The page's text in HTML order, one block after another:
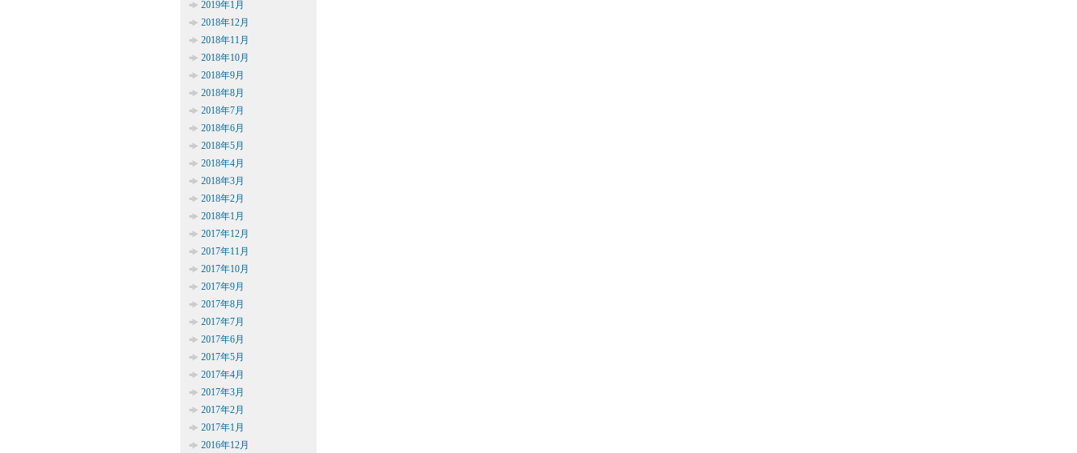
2019年1月
2018年12月
2018年11月
2018年10月
2018年9月
2018年8月
2018年7月
2018年6月
2018年5月
2018年4月
2018年3月
2018年2月
2018年1月
2017年12月
2017年11月
2017年10月
2017年9月
2017年8月
2017年7月
2017年6月
2017年5月
2017年4月
2017年3月
2017年2月
2017年1月
2016年12月